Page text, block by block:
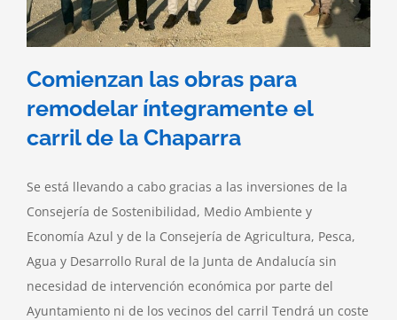
Comienzan las obras para
remodelar íntegramente el
carril de la Chaparra
Se está llevando a cabo gracias a las inversiones de la
Consejería de Sostenibilidad, Medio Ambiente y
Economía Azul y de la Consejería de Agricultura, Pesca,
Agua y Desarrollo Rural de la Junta de Andalucía sin
necesidad de intervención económica por parte del
Ayuntamiento ni de los vecinos del carril Tendrá un coste